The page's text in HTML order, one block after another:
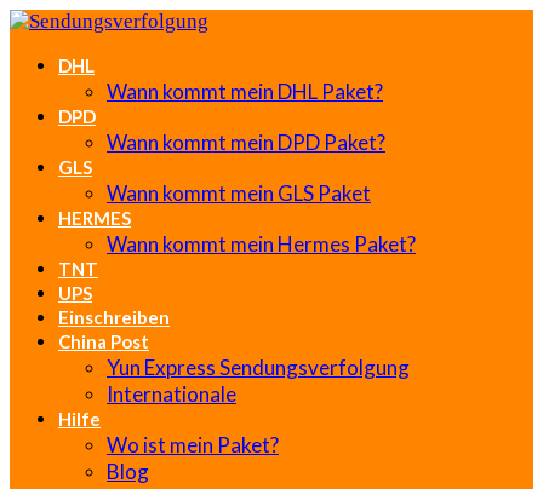
DHL
Wann kommt mein DHL Paket?
DPD
Wann kommt mein DPD Paket?
GLS
Wann kommt mein GLS Paket
HERMES
Wann kommt mein Hermes Paket?
TNT
UPS
Einschreiben
China Post
Yun Express Sendungsverfolgung
Internationale
Hilfe
Wo ist mein Paket?
Blog